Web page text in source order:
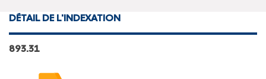
DÉTAIL DE L'INDEXATION
893.31